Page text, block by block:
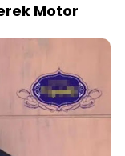
Motor